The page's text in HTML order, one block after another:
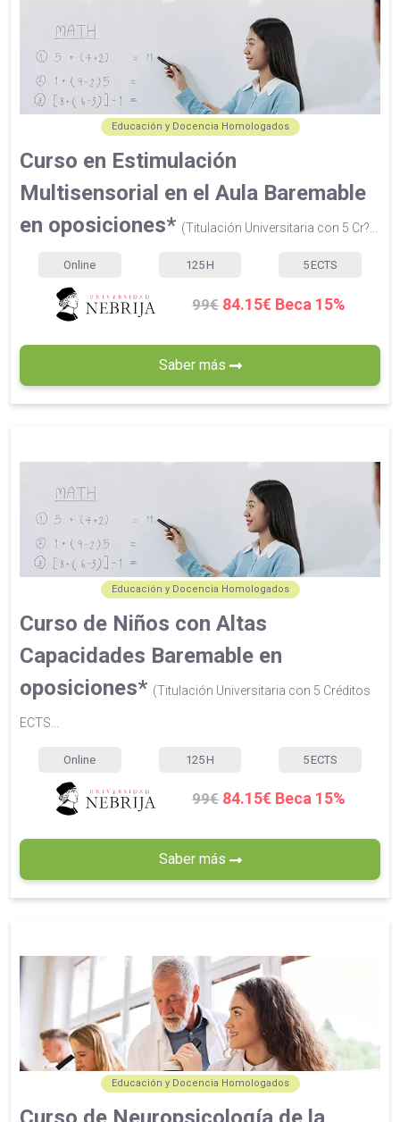
Educación y Docencia Homologados
Curso en Estimulación
Multisensorial en el Aula Baremable
en oposiciones* (Titulación Universitaria con 5 Cr?...
Online 125 H 5 ECTS
99€ 84.15€ Beca 15%
Saber más
Educación y Docencia Homologados
Curso de Niños con Altas
Capacidades Baremable en
oposiciones* (Titulación Universitaria con 5 Créditos
ECTS...
Online 125 H 5 ECTS
99€ 84.15€ Beca 15%
Saber más
Educación y Docencia Homologados